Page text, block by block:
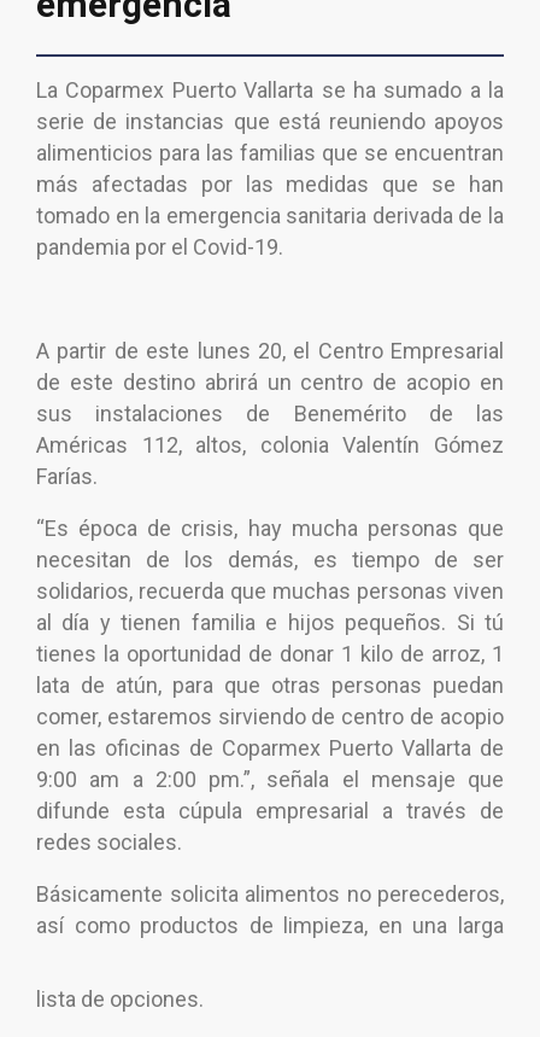
La Coparmex Puerto Vallarta se ha sumado a la
serie de instancias que está reuniendo apoyos
alimenticios para las familias que se encuentran
más afectadas por las medidas que se han
tomado en la emergencia sanitaria derivada de la
pandemia por el Covid-19.
A partir de este lunes 20, el Centro Empresarial
de este destino abrirá un centro de acopio en
sus instalaciones de Benemérito de las
Américas 112, altos, colonia Valentín Gómez
Farías.
“Es época de crisis, hay mucha personas que
necesitan de los demás, es tiempo de ser
solidarios, recuerda que muchas personas viven
al día y tienen familia e hijos pequeños. Si tú
tienes la oportunidad de donar 1 kilo de arroz, 1
lata de atún, para que otras personas puedan
comer, estaremos sirviendo de centro de acopio
en las oficinas de Coparmex Puerto Vallarta de
9:00 am a 2:00 pm.”, señala el mensaje que
difunde esta cúpula empresarial a través de
redes sociales.
Básicamente solicita alimentos no perecederos,
así como productos de limpieza, en una larga
lista de opciones.